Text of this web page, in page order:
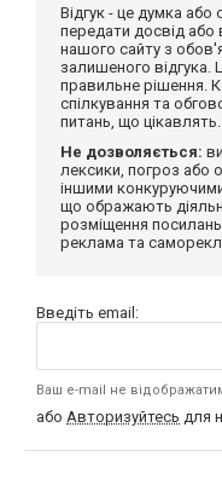
Відгук - це думка
передати досвід
нашого сайту з
залишеного
правильне рішення.
спілкування та
питань, що цікавлять.
Не дозволяється:
лексики, погроз або
іншими конкуруючими
що ображають
розміщення посилань
реклама та
Введіть email:
Ваш e-mail не
або Авторизуйтесь для